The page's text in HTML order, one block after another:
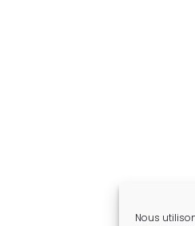
Nous